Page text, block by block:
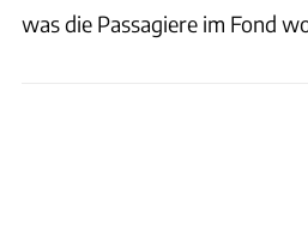
was die Passagiere im Fond